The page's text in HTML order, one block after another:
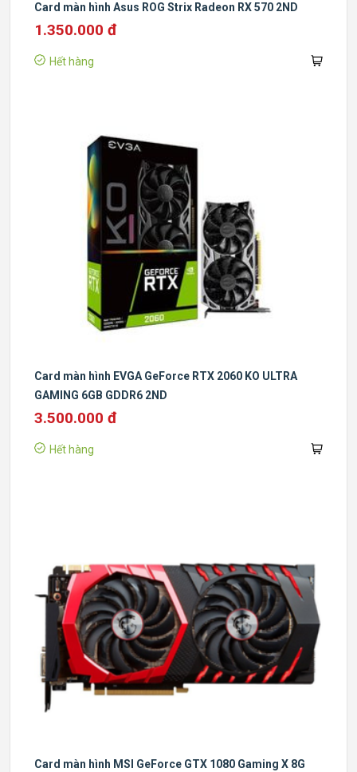
Card màn hình Asus ROG Strix Radeon RX 570 2ND
1.350.000 đ
Hết hàng
Card màn hình EVGA GeForce RTX 2060 KO ULTRA
GAMING 6GB GDDR6 2ND
3.500.000 đ
Hết hàng
Card màn hình MSI GeForce GTX 1080 Gaming X 8G